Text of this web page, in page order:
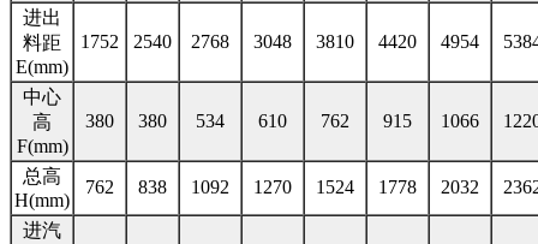
进出
料距
E(mm)
1752 2540 2768 3048 3810 4420 4954
中心
高
F(mm)
380 380 534 610 762 915 1066
总高
H(mm)
762 838 1092 1270 1524 1778 2032
进汽